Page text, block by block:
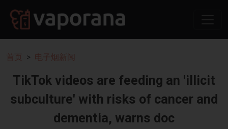
首页 电子烟新闻
TikTok videos are feeding an 'illicit
subculture' with risks of cancer and
dementia, warns doc